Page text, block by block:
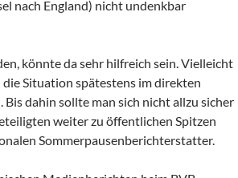
nach England) nicht undenkbar
könnte da sehr hilfreich sein. Vielleicht
Situation spätestens im direkten
dahin sollte man sich nicht allzu sicher
weiter zu öffentlichen Spitzen
Sommerpausenberichterstatter.